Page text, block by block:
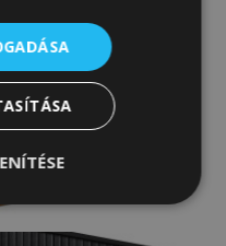
Teljesítmény